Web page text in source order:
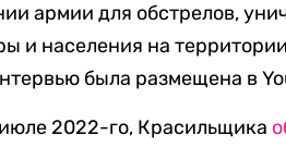
армии для обстрелов,
и населения на
была размещена в
2022-го, Красильщика